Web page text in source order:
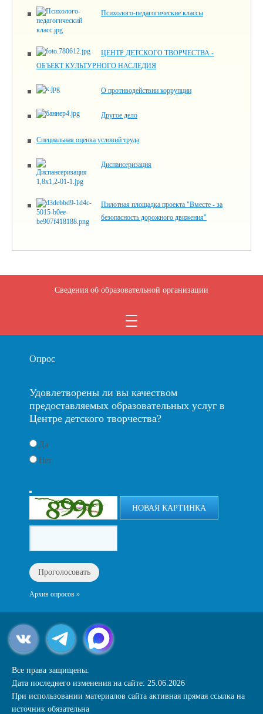
Психолого-педагогические классы
ЦЕНТР ДЕТСКОГО ТВОРЧЕСТВА -
ОБЪЕКТ КУЛЬТУРНОГО НАСЛЕДИЯ
О противодействии коррупции
Другое дело
Специальная оценка условий труда
Диспансеризация
Пилотная площадка проекта "Вместе - за
безопасность дорожного движения"
Сведения об образовательной организации
Опрос
Удовлетворены ли вы качеством
предоставляемых образовательных услуг в
Центре детского творчества?
Да
Нет
НОВАЯ КАРТИНКА
Архив опросов »
Все права защищены.
Дата последнего изменения на сайте: 25.06.2026
При использовании материалов сайта активная прямая ссылка на
источник обязательна